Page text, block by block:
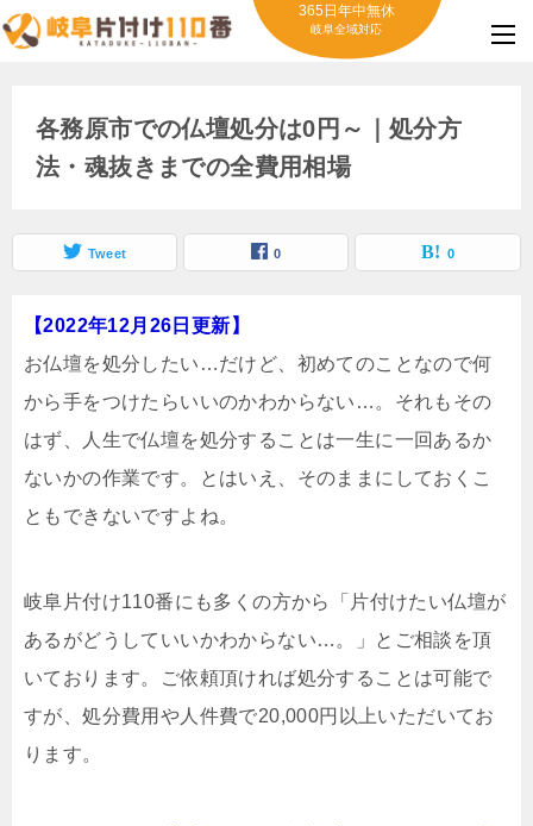
365日年中無休
岐阜全域対応
各務原市での仏壇処分は0円～｜処分方
法・魂抜きまでの全費用相場
Tweet 0 0
【2022年12月26日更新】
お仏壇を処分したい…だけど、初めてのことなので何
から手をつけたらいいのかわからない…。それもその
はず、人生で仏壇を処分することは一生に一回あるか
ないかの作業です。とはいえ、そのままにしておくこ
ともできないですよね。
岐阜片付け110番にも多くの方から「片付けたい仏壇が
あるがどうしていいかわからない…。」とご相談を頂
いております。ご依頼頂ければ処分することは可能で
すが、処分費用や人件費で20,000円以上いただいてお
ります。